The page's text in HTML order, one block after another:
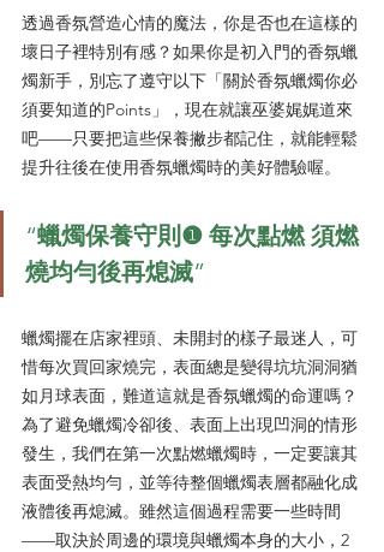
透過香氛營造心情的魔法，你是否也在這樣的
壞日子裡特別有感？如果你是初入門的香氛蠟
燭新手，別忘了遵守以下「關於香氛蠟燭你必
須要知道的Points」，現在就讓巫婆娓娓道來
吧——只要把這些保養撇步都記住，就能輕鬆
提升往後在使用香氛蠟燭時的美好體驗喔。
“蠟燭保養守則❶ 每次點燃 須燃
燒均勻後再熄滅”
蠟燭擺在店家裡頭、未開封的樣子最迷人，可
惜每次買回家燒完，表面總是變得坑坑洞洞猶
如月球表面，難道這就是香氛蠟燭的命運嗎？
為了避免蠟燭冷卻後、表面上出現凹洞的情形
發生，我們在第一次點燃蠟燭時，一定要讓其
表面受熱均勻，並等待整個蠟燭表層都融化成
液體後再熄滅。雖然這個過程需要一些時間
——取決於周邊的環境與蠟燭本身的大小，2